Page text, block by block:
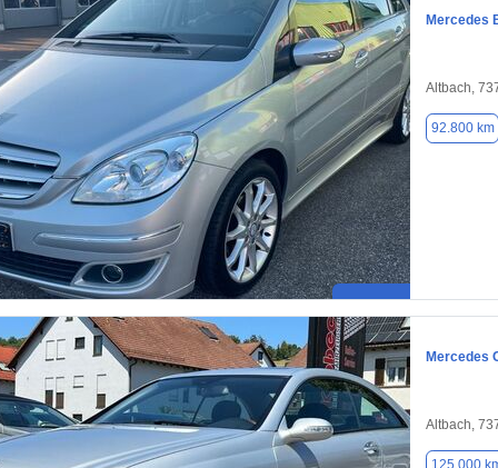
Mercedes
Altbach,
92.800 km
Mercedes
Altbach,